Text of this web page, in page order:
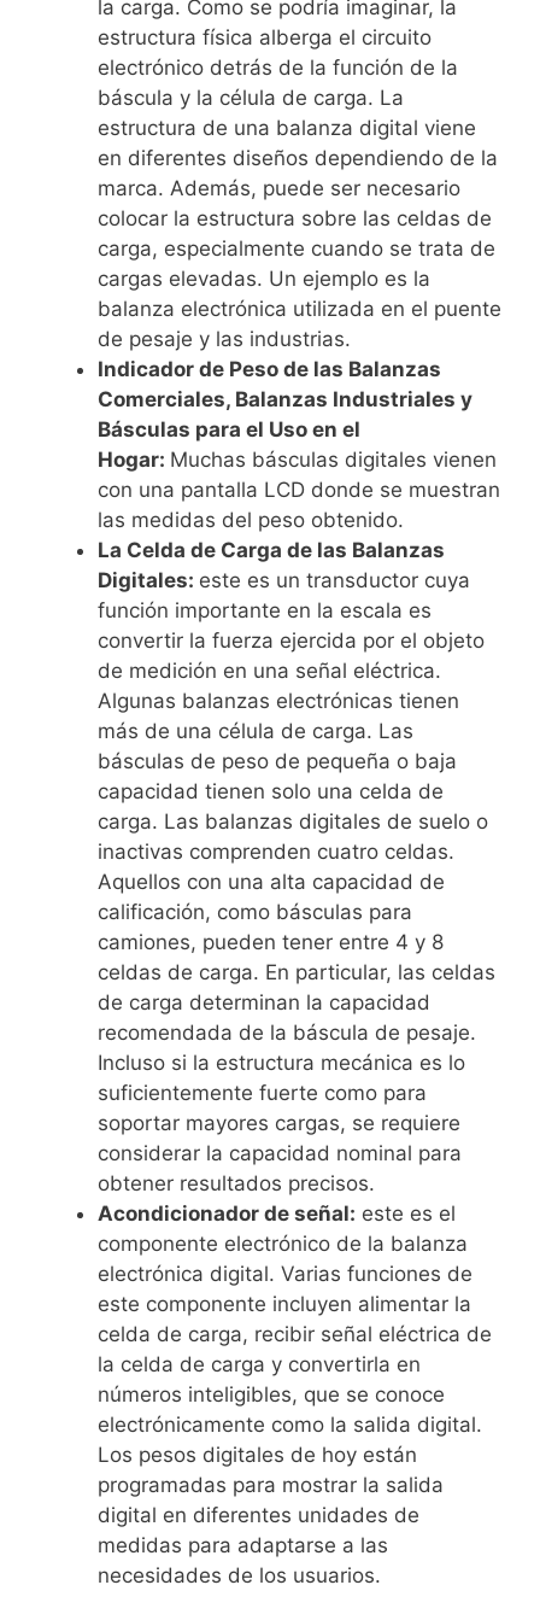
la carga. Como se podría imaginar, la
estructura física alberga el circuito
electrónico detrás de la función de la
báscula y la célula de carga. La
estructura de una balanza digital viene
en diferentes diseños dependiendo de la
marca. Además, puede ser necesario
colocar la estructura sobre las celdas de
carga, especialmente cuando se trata de
cargas elevadas. Un ejemplo es la
balanza electrónica utilizada en el puente
de pesaje y las industrias.
Indicador de Peso de las Balanzas
Comerciales, Balanzas Industriales y
Básculas para el Uso en el
Hogar: Muchas básculas digitales vienen
con una pantalla LCD donde se muestran
las medidas del peso obtenido.
La Celda de Carga de las Balanzas
Digitales: este es un transductor cuya
función importante en la escala es
convertir la fuerza ejercida por el objeto
de medición en una señal eléctrica.
Algunas balanzas electrónicas tienen
más de una célula de carga. Las
básculas de peso de pequeña o baja
capacidad tienen solo una celda de
carga. Las balanzas digitales de suelo o
inactivas comprenden cuatro celdas.
Aquellos con una alta capacidad de
calificación, como básculas para
camiones, pueden tener entre 4 y 8
celdas de carga. En particular, las celdas
de carga determinan la capacidad
recomendada de la báscula de pesaje.
Incluso si la estructura mecánica es lo
suficientemente fuerte como para
soportar mayores cargas, se requiere
considerar la capacidad nominal para
obtener resultados precisos.
Acondicionador de señal: este es el
componente electrónico de la balanza
electrónica digital. Varias funciones de
este componente incluyen alimentar la
celda de carga, recibir señal eléctrica de
la celda de carga y convertirla en
números inteligibles, que se conoce
electrónicamente como la salida digital.
Los pesos digitales de hoy están
programadas para mostrar la salida
digital en diferentes unidades de
medidas para adaptarse a las
necesidades de los usuarios.